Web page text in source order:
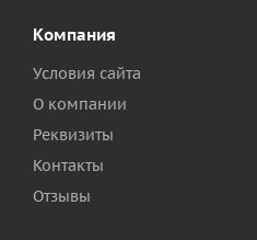
Компания
Условия сайта
О компании
Реквизиты
Контакты
Отзывы